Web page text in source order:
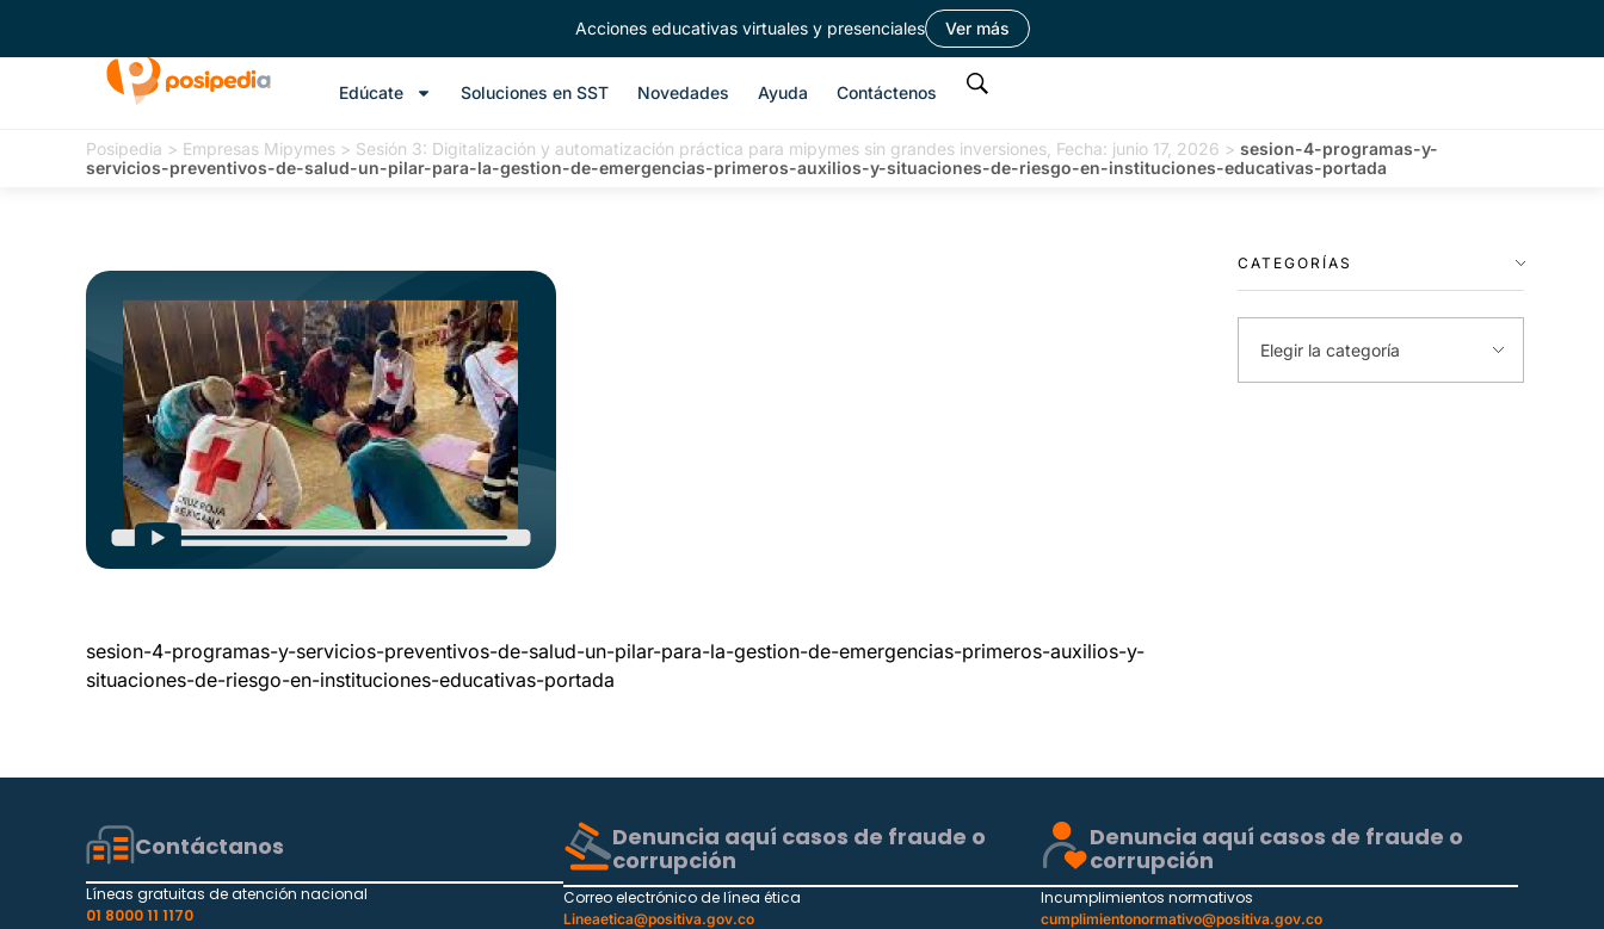
Acciones educativas virtuales y presenciales Ver más
Edúcate Soluciones en SST Novedades Ayuda Contáctenos
Posipedia > Empresas Mipymes > Sesión 3: Digitalización y automatización práctica para mipymes sin grandes inversiones, Fecha: junio 17, 2026 > sesion-4-programas-y-
servicios-preventivos-de-salud-un-pilar-para-la-gestion-de-emergencias-primeros-auxilios-y-situaciones-de-riesgo-en-instituciones-educativas-portada
sesion-4-programas-y-servicios-preventivos-de-salud-un-pilar-para-la-gestion-de-emergencias-primeros-auxilios-y-
situaciones-de-riesgo-en-instituciones-educativas-portada
CATEGORÍAS
Contáctanos
Líneas gratuitas de atención nacional
01 8000 11 1170
Denuncia aquí casos de fraude o
corrupción
Correo electrónico de línea ética
Lineaetica@positiva.gov.co
Denuncia aquí casos de fraude o
corrupción
Incumplimientos normativos
cumplimientonormativo@positiva.gov.co